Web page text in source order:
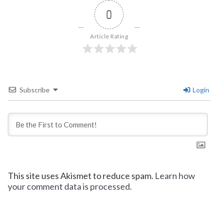
0
Article Rating
Subscribe Login
This site uses Akismet to reduce spam. Learn how
your comment data is processed.